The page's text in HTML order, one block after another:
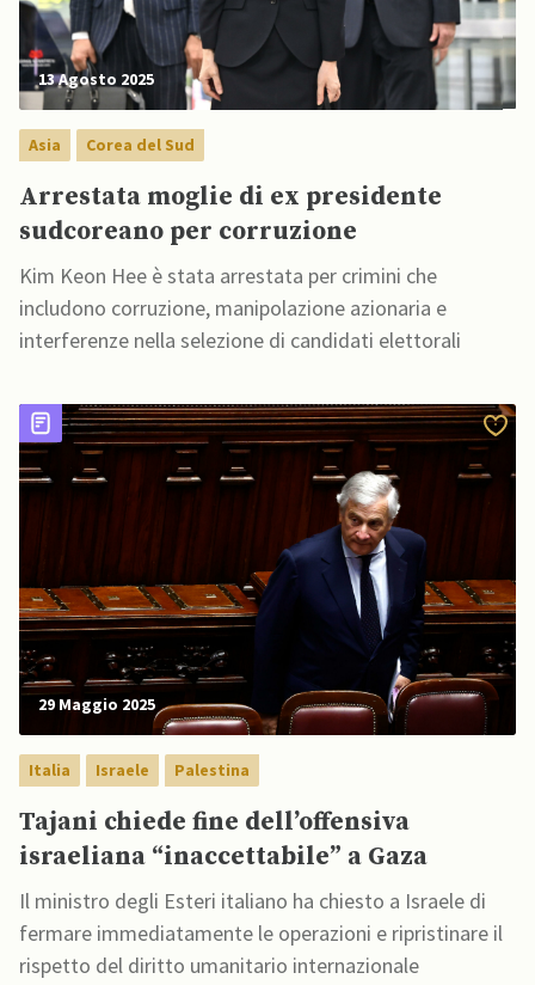
13 Agosto 2025
Asia Corea del Sud
Arrestata moglie di ex presidente
sudcoreano per corruzione
Kim Keon Hee è stata arrestata per crimini che
includono corruzione, manipolazione azionaria e
interferenze nella selezione di candidati elettorali
29 Maggio 2025
Italia Israele Palestina
Tajani chiede fine dell’offensiva
israeliana “inaccettabile” a Gaza
Il ministro degli Esteri italiano ha chiesto a Israele di
fermare immediatamente le operazioni e ripristinare il
rispetto del diritto umanitario internazionale